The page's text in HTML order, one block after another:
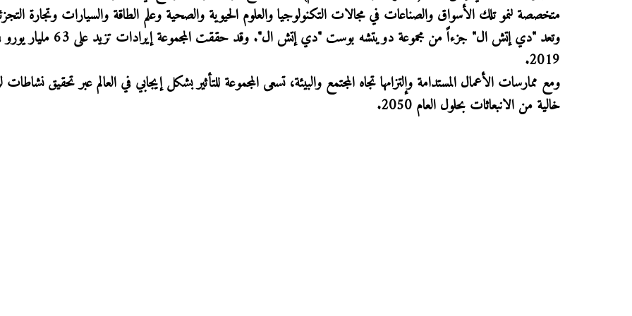
متخصصة لنمو تلك الأسواق والصناعات في مجالات التكنولوجيا والعلوم الحيوية والصحية وعلم الطاقة والسيارات وتجارة
وتعد "دي إتش ال" جزءاً من مجموعة دويتشه بوست "دي إتش ال". وقد حققت
2019.
ومع ممارسات الأعمال المستدامة وإلتزامها تجاه المجتمع والبيئة، تسعى المجموعة للتأثير بشكل إيجابي في العالم عبر تحقيق
خالية من الانبعاثات بحلول العام 2050.